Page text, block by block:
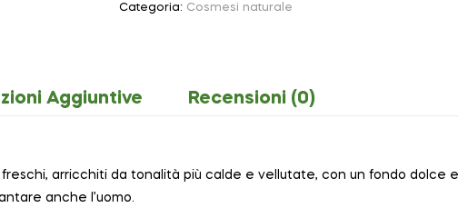
Categoria: Cosmesi naturale
Aggiuntive Recensioni (0)
arricchiti da tonalità più calde e vellutate, con un fondo dolce e
anche l’uomo.